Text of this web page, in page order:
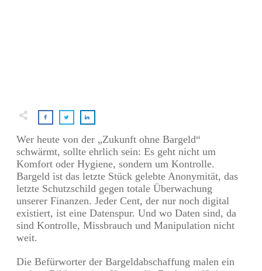
Wer heute von der „Zukunft ohne Bargeld“
schwärmt, sollte ehrlich sein: Es geht nicht um
Komfort oder Hygiene, sondern um Kontrolle.
Bargeld ist das letzte Stück gelebte Anonymität, das
letzte Schutzschild gegen totale Überwachung
unserer Finanzen. Jeder Cent, der nur noch digital
existiert, ist eine Datenspur. Und wo Daten sind, da
sind Kontrolle, Missbrauch und Manipulation nicht
weit.
Die Befürworter der Bargeldabschaffung malen ein